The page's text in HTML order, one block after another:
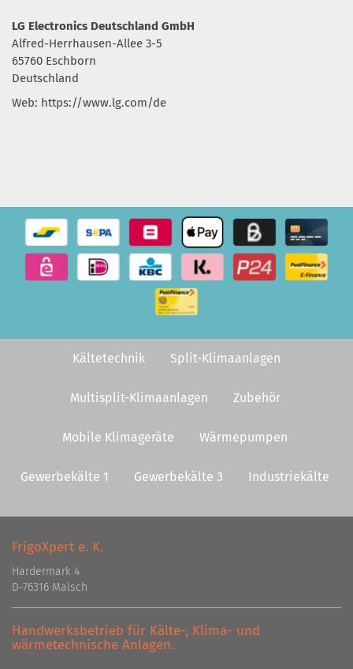
LG Electronics Deutschland GmbH
Alfred-Herrhausen-Allee 3-5
65760 Eschborn
Deutschland
Web: https://www.lg.com/de
Kältetechnik Split-Klimaanlagen
Multisplit-Klimaanlagen Zubehör
Mobile Klimageräte Wärmepumpen
Gewerbekälte 1 Gewerbekälte 3 Industriekälte
FrigoXpert e. K.
Hardermark 4
D-76316 Malsch
Handwerksbetrieb für Kälte-, Klima- und
wärmetechnische Anlagen.